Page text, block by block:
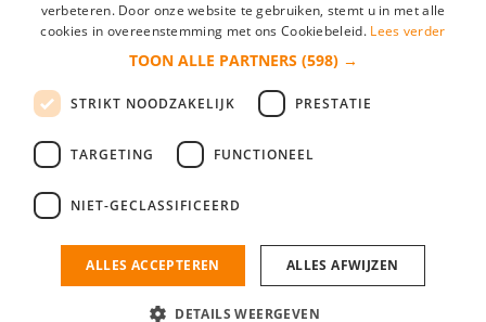
*
login gegevens onthouden
login
Bedrijf aanmelden
nieuwe collega/werknemer zo gevonden!
verbeteren. Door onze website te gebruiken, stemt u in met alle
cookies in overeenstemming met ons Cookiebeleid. Lees verder
TOON ALLE PARTNERS (598) →
STRIKT NOODZAKELIJK PRESTATIE
TARGETING FUNCTIONEEL
NIET-GECLASSIFICEERD
ALLES ACCEPTEREN ALLES AFWIJZEN
DETAILS WEERGEVEN